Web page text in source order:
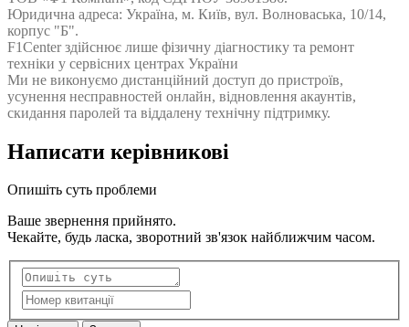
Юридична адреса: Україна, м. Київ, вул. Волноваська, 10/14,
корпус "Б".
F1Center здійснює лише фізичну діагностику та ремонт
техніки у сервісних центрах України
Ми не виконуємо дистанційний доступ до пристроїв,
усунення несправностей онлайн, відновлення акаунтів,
скидання паролей та віддалену технічну підтримку.
Написати керівникові
Опишіть суть проблеми
Ваше звернення прийнято.
Чекайте, будь ласка, зворотний зв'язок найближчим часом.